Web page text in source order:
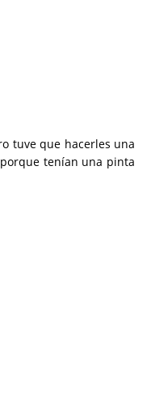
tuve que hacerles una
tenían una pinta